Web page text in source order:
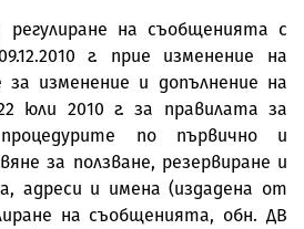
регулиране на съобщенията с
г. прие изменение на
изменение и допълнение на
2010 г. за правилата за
по първично и
за ползване, резервиране и
адреси и имена (издадена от
на съобщенията, обн. ДВ